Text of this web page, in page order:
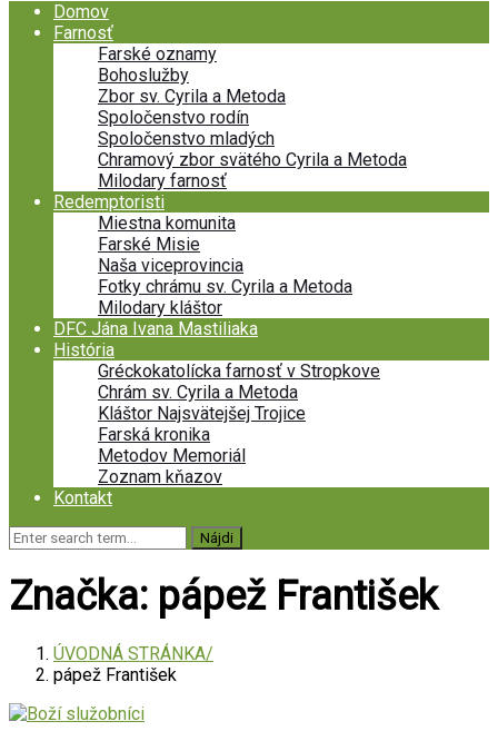
Domov
Farnosť
Farské oznamy
Bohoslužby
Zbor sv. Cyrila a Metoda
Spoločenstvo rodín
Spoločenstvo mladých
Chramový zbor svätého Cyrila a Metoda
Milodary farnosť
Redemptoristi
Miestna komunita
Farské Misie
Naša viceprovincia
Fotky chrámu sv. Cyrila a Metoda
Milodary kláštor
DFC Jána Ivana Mastiliaka
História
Gréckokatolícka farnosť v Stropkove
Chrám sv. Cyrila a Metoda
Kláštor Najsvätejšej Trojice
Farská kronika
Metodov Memoriál
Zoznam kňazov
Kontakt
Značka: pápež František
ÚVODNÁ STRÁNKA
pápež František